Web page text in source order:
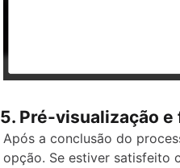
5. Pré-visualização
Após a conclusão do
opção. Se estiver satisfeito